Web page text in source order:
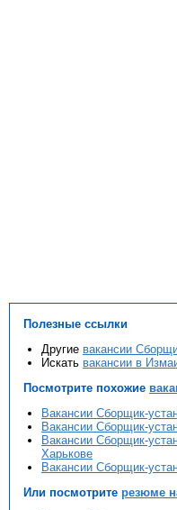
Полезные ссылки
Другие вакансии
Искать вакансии в
Посмотрите похожие
Вакансии Сборщик-
Вакансии Сборщик-
Вакансии Сборщик-
Харькове
Вакансии Сборщик-
Или посмотрите резюме